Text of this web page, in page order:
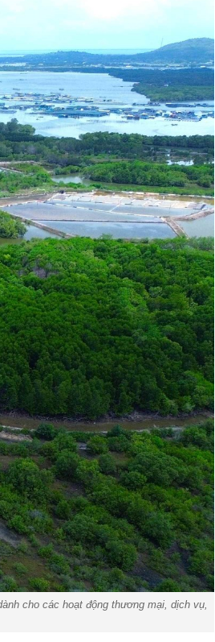
cho các hoạt động thương mại, dịch vụ,